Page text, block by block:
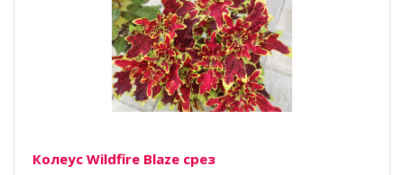
Колеус Wildfire Blaze срез